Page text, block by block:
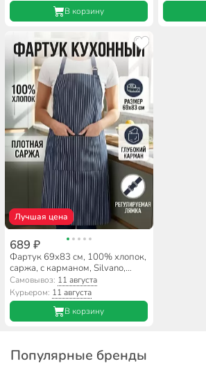
В корзину
Лучшая цена
689 ₽
Фартук 69х83 см, 100% хлопок,
саржа, с карманом, Silvano,
темно-синий, A170101
Самовывоз: 11 августа
Курьером: 11 августа
В корзину
Популярные бренды